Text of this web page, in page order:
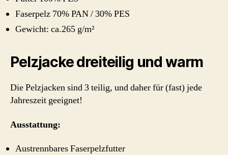
Faserpelz 70% PAN / 30% PES
Gewicht: ca.265 g/m²
Pelzjacke dreiteilig und warm
Die Pelzjacken sind 3 teilig, und daher für (fast) jede
Jahreszeit geeignet!
Ausstattung:
Austrennbares Faserpelzfutter